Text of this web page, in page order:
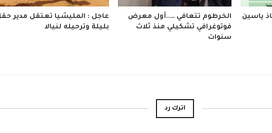
ياسين
الخرطوم تتعافي …..أول معرض
فوتوغرافي تشكيلي منذ ثلاث
سنوات
عاجل : المليشيا تعتقل مدير
بليلة وترحيله لنيالا
اترك رد